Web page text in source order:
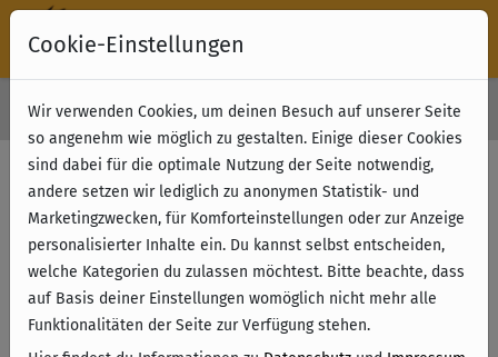
Kostenloser Versand & Retoure ab 49 € (innerhalb Deutschlands)
Filter anzeigen
Name
Cookie-Einstellungen
Wir verwenden Cookies, um deinen Besuch auf unserer Seite
so angenehm wie möglich zu gestalten. Einige dieser Cookies
sind dabei für die optimale Nutzung der Seite notwendig,
andere setzen wir lediglich zu anonymen Statistik- und
Marketingzwecken, für Komforteinstellungen oder zur Anzeige
personalisierter Inhalte ein. Du kannst selbst entscheiden,
welche Kategorien du zulassen möchtest. Bitte beachte, dass
auf Basis deiner Einstellungen womöglich nicht mehr alle
Funktionalitäten der Seite zur Verfügung stehen.